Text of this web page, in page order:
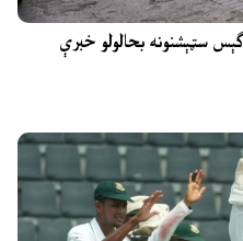
سټېشنونه بحالولو خبرې